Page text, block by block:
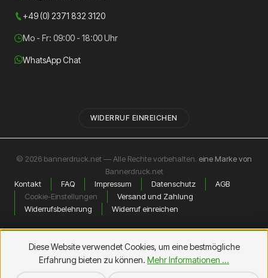
+49 (0) 2371 832 3120
Mo - Fr: 09:00 - 18:00 Uhr
WhatsApp Chat
WIDERRUF EINREICHEN
© 2026 bannerdruck.net — Alle Rechte vorbehalten. eine Marke von
Bannerdruck.net
Kontakt
FAQ Impressum Datenschutz
AGB
Cookie-Einstellungen
Versand und Zahlung
Widerrufsbelehrung
Widerruf einreichen
Diese Website verwendet Cookies, um eine bestmögliche
Erfahrung bieten zu können. Mehr Informationen ...